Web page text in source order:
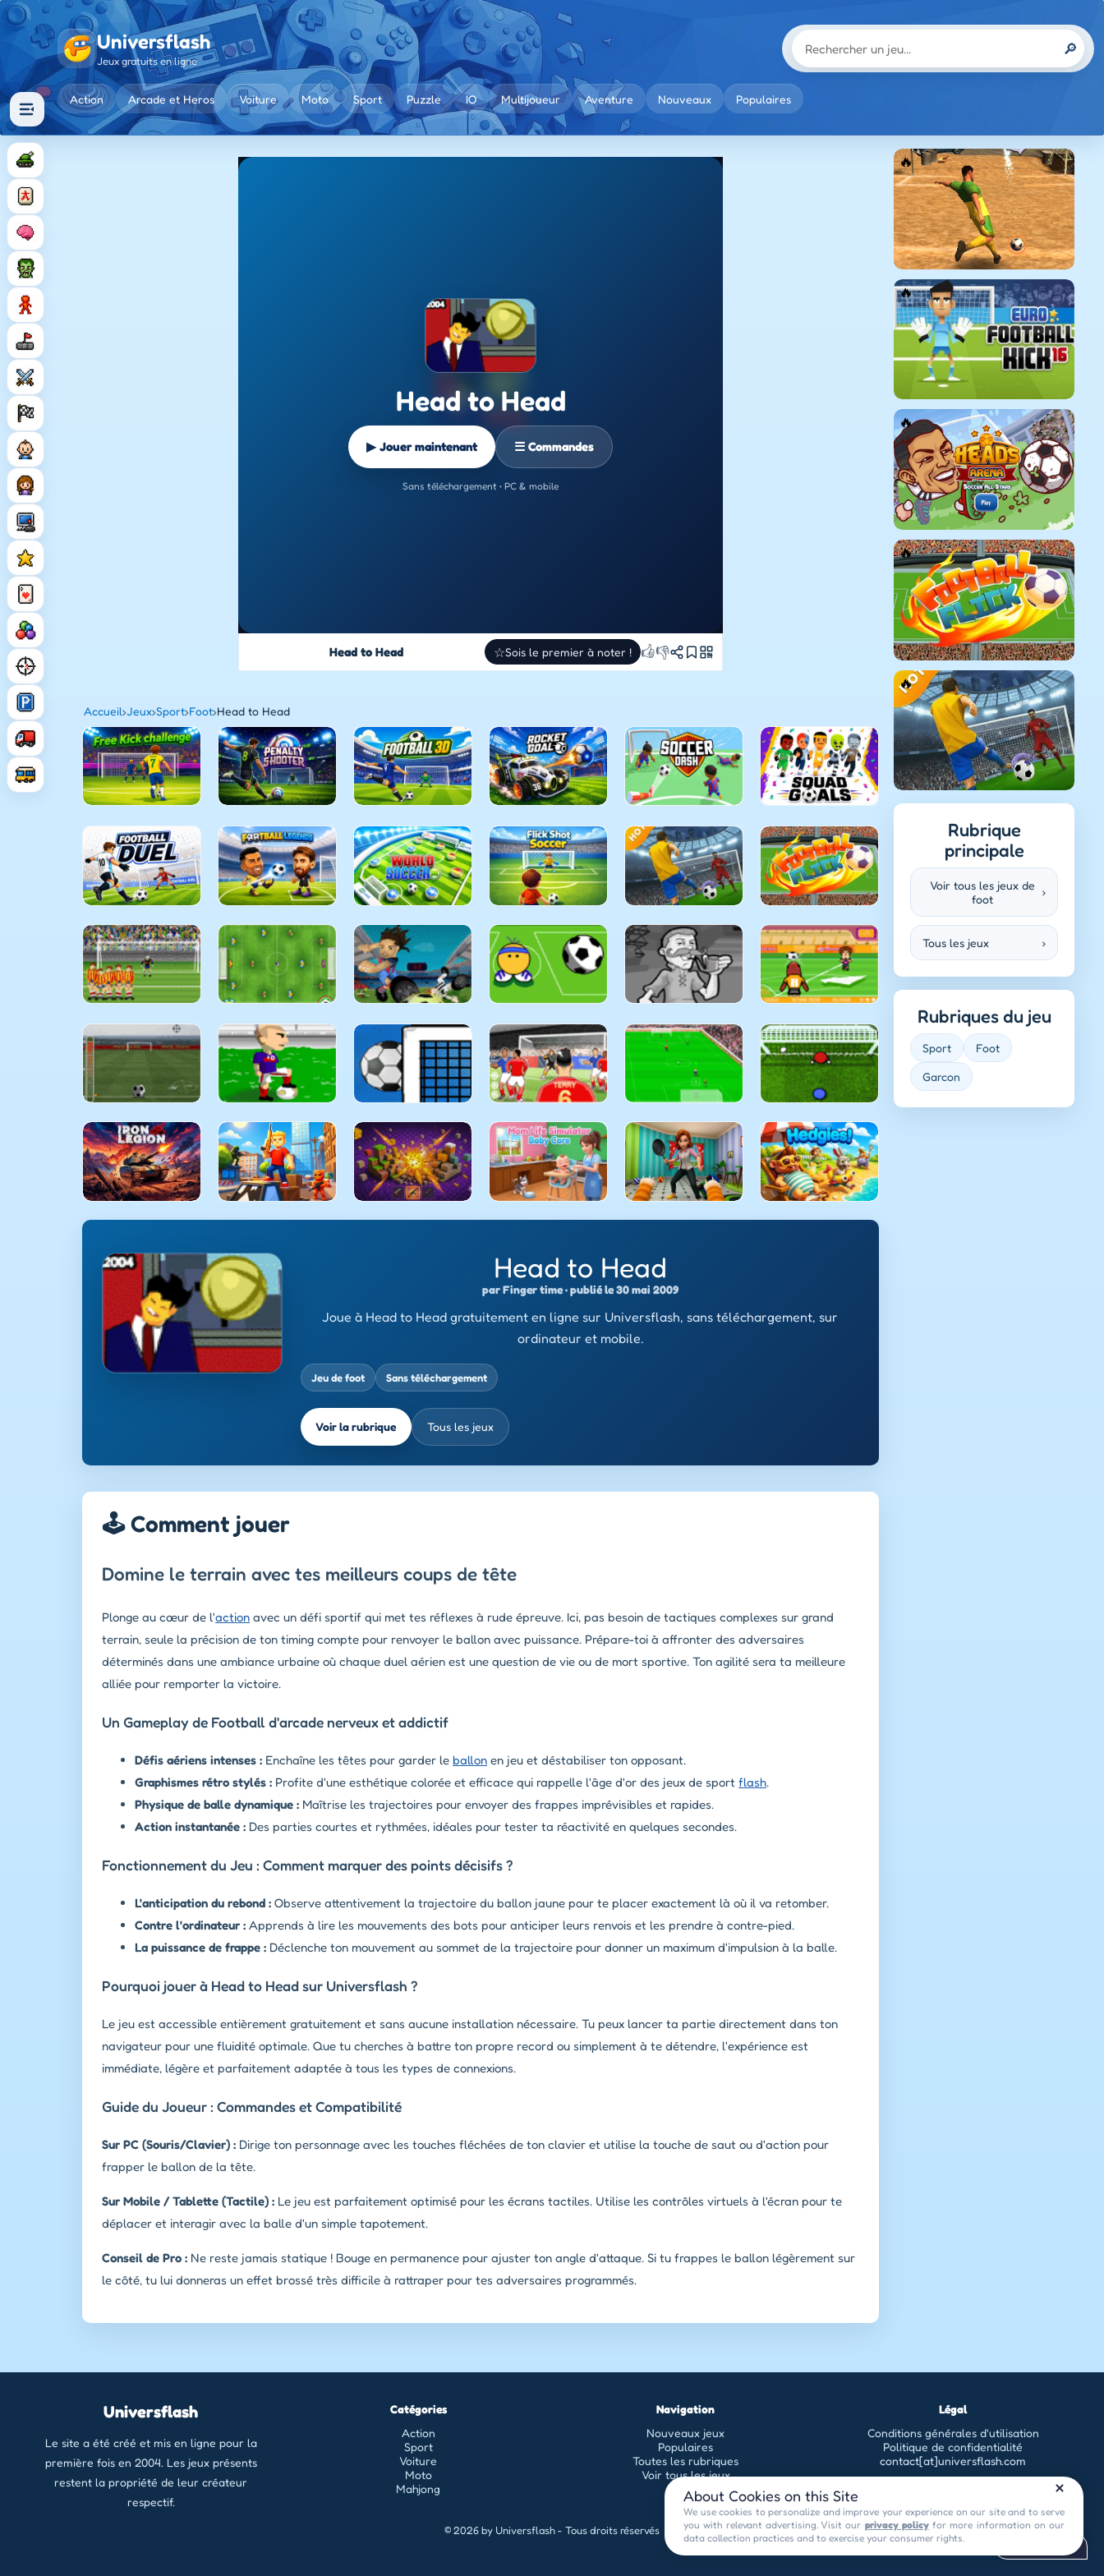
Universflash
Jeux gratuits en ligne
🔎
Action Arcade et Heros Voiture Moto Sport Puzzle IO Multijoueur Aventure Nouveaux Populaires
Head to Head
▶ Jouer maintenant ☰ Commandes
Sans téléchargement • PC & mobile
Head to Head ☆Sois le premier à noter ! 👍👎
Accueil›Jeux›Sport›Foot›Head to Head
Head to Head
par Finger time · publié le 30 mai 2009
Joue à Head to Head gratuitement en ligne sur Universflash, sans téléchargement, sur
ordinateur et mobile.
Jeu de foot Sans téléchargement
Voir la rubrique Tous les jeux
🕹️ Comment jouer
Domine le terrain avec tes meilleurs coups de tête
Plonge au cœur de l'action avec un défi sportif qui met tes réflexes à rude épreuve. Ici, pas besoin de tactiques complexes sur grand
terrain, seule la précision de ton timing compte pour renvoyer le ballon avec puissance. Prépare-toi à affronter des adversaires
déterminés dans une ambiance urbaine où chaque duel aérien est une question de vie ou de mort sportive. Ton agilité sera ta meilleure
alliée pour remporter la victoire.
Un Gameplay de Football d'arcade nerveux et addictif
Défis aériens intenses : Enchaîne les têtes pour garder le ballon en jeu et déstabiliser ton opposant.
Graphismes rétro stylés : Profite d'une esthétique colorée et efficace qui rappelle l'âge d'or des jeux de sport flash.
Physique de balle dynamique : Maîtrise les trajectoires pour envoyer des frappes imprévisibles et rapides.
Action instantanée : Des parties courtes et rythmées, idéales pour tester ta réactivité en quelques secondes.
Fonctionnement du Jeu : Comment marquer des points décisifs ?
L'anticipation du rebond : Observe attentivement la trajectoire du ballon jaune pour te placer exactement là où il va retomber.
Contre l'ordinateur : Apprends à lire les mouvements des bots pour anticiper leurs renvois et les prendre à contre-pied.
La puissance de frappe : Déclenche ton mouvement au sommet de la trajectoire pour donner un maximum d'impulsion à la balle.
Pourquoi jouer à Head to Head sur Universflash ?
Le jeu est accessible entièrement gratuitement et sans aucune installation nécessaire. Tu peux lancer ta partie directement dans ton
navigateur pour une fluidité optimale. Que tu cherches à battre ton propre record ou simplement à te détendre, l'expérience est
immédiate, légère et parfaitement adaptée à tous les types de connexions.
Guide du Joueur : Commandes et Compatibilité
Sur PC (Souris/Clavier) : Dirige ton personnage avec les touches fléchées de ton clavier et utilise la touche de saut ou d'action pour
frapper le ballon de la tête.
Sur Mobile / Tablette (Tactile) : Le jeu est parfaitement optimisé pour les écrans tactiles. Utilise les contrôles virtuels à l'écran pour te
déplacer et interagir avec la balle d'un simple tapotement.
Conseil de Pro : Ne reste jamais statique ! Bouge en permanence pour ajuster ton angle d'attaque. Si tu frappes le ballon légèrement sur
le côté, tu lui donneras un effet brossé très difficile à rattraper pour tes adversaires programmés.
Rubrique
principale
Voir tous les jeux de
foot
›
Tous les jeux ›
Rubriques du jeu
Sport Foot
Garcon
Universflash
Le site a été créé et mis en ligne pour la
première fois en 2004. Les jeux présents
restent la propriété de leur créateur
respectif.
Catégories
Action
Sport
Voiture
Moto
Mahjong
Navigation
Nouveaux jeux
Populaires
Toutes les rubriques
Voir tous les jeux
Légal
Conditions générales d'utilisation
Politique de confidentialité
contact[at]universflash.com
© 2026 by Universflash - Tous droits réservés
About Cookies on this Site
We use cookies to personalize and improve your experience on our site and to serve
you with relevant advertising. Visit our privacy policyfor more information on our
data collection practices and to exercise your consumer rights.